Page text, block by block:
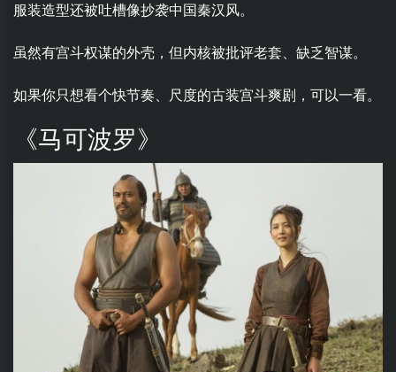
服装造型还被吐槽像抄袭中国秦汉风。
虽然有宫斗权谋的外壳，但内核被批评老套、缺乏智谋。
如果你只想看个快节奏、尺度的古装宫斗爽剧，可以一看。
《马可波罗》